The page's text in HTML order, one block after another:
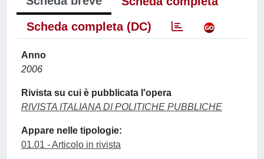
Scheda completa (DC)
Anno
2006
Rivista su cui è pubblicata l'opera
RIVISTA ITALIANA DI POLITICHE PUBBLICHE
Appare nelle tipologie:
01.01 - Articolo in rivista